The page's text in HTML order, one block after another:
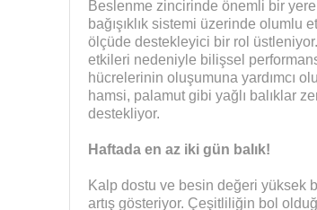
Beslenme zincirinde önemli bir yere
bağışıklık sistemi üzerinde olumlu
ölçüde destekleyici bir rol
etkileri nedeniyle bilişsel
hücrelerinin oluşumuna yardımcı
hamsi, palamut gibi yağlı balıklar
destekliyor.
Haftada en az iki gün balık!
Kalp dostu ve besin değeri yüksek
artış gösteriyor. Çeşitliliğin bol